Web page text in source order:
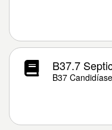
B37.7
B37 Candidíase